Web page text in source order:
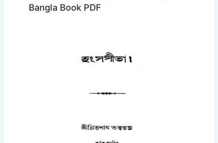
Bangla Book PDF